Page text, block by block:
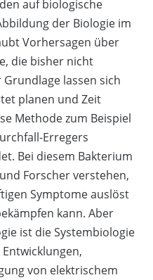
auf biologische
der Biologie im
Vorhersagen über
die bisher nicht
lassen sich
planen und Zeit
Methode zum Beispiel
Erregers
Bei diesem Bakterium
Forscher verstehen,
Symptome auslöst
kann. Aber
ist die Systembiologie
von elektrischem